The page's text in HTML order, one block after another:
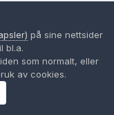
på sine nettsider
bl.a.
som normalt, eller
av cookies.